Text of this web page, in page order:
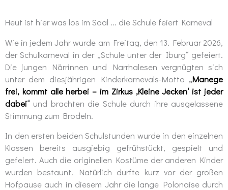
Heut ist hier was los im Saal ... die Schule feiert Karneval
Wie in jedem Jahr wurde am Freitag, den 13. Februar 2026,
der Schulkarneval in der „Schule unter der Iburg“ gefeiert.
Die jungen Närrinnen und Narrhalesen vergnügten sich
unter dem diesjährigen Kinderkarnevals-Motto „Manege
frei, kommt alle herbei – im Zirkus ‚Kleine Jecken‘ ist jeder
dabei“ und brachten die Schule durch ihre ausgelassene
Stimmung zum Brodeln.
In den ersten beiden Schulstunden wurde in den einzelnen
Klassen bereits ausgiebig gefrühstückt, gespielt und
gefeiert. Auch die originellen Kostüme der anderen Kinder
wurden bestaunt. Natürlich durfte kurz vor der großen
Hofpause auch in diesem Jahr die lange Polonaise durch